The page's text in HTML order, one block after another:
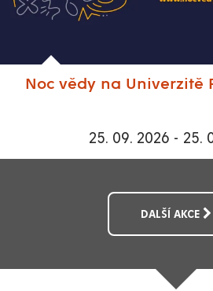
Noc vědy na Univerzitě
25. 09. 2026 - 25.
DALŠÍ AKCE